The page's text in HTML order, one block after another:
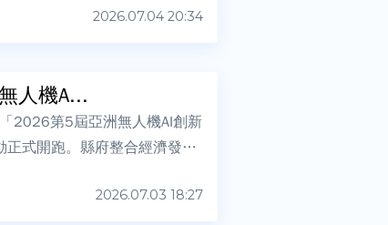
2026.07.04 20:34
人機A...
2026.07.03 18:27
2026第5屆亞洲無人機AI創新
式開跑。縣府整合經濟發展